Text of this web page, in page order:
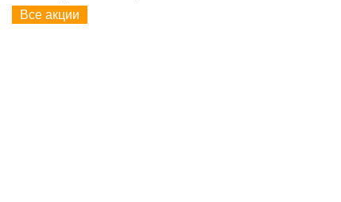
Все акции